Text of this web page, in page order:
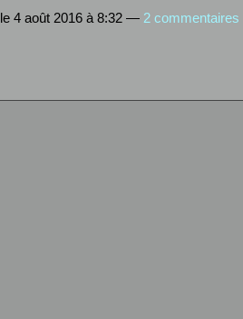
le 4 août 2016 à 8:32 — 2 commentaires